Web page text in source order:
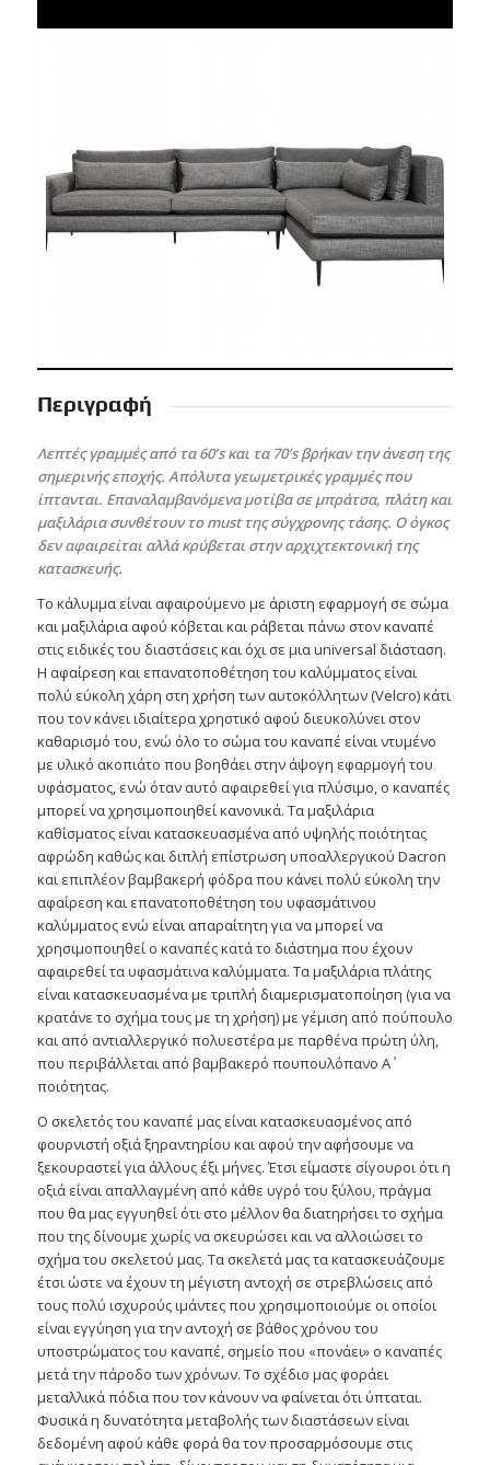
Περιγραφή
Λεπτές γραμμές από τα 60’s και τα 70’s βρήκαν την άνεση της
σημερινής εποχής. Απόλυτα γεωμετρικές γραμμές που
ίπτανται. Επαναλαμβανόμενα μοτίβα σε μπράτσα, πλάτη και
μαξιλάρια συνθέτουν το must της σύγχρονης τάσης. Ο όγκος
δεν αφαιρείται αλλά κρύβεται στην αρχιχτεκτονική της
κατασκευής.
Το κάλυμμα είναι αφαιρούμενο με άριστη εφαρμογή σε σώμα
και μαξιλάρια αφού κόβεται και ράβεται πάνω στον καναπέ
στις ειδικές του διαστάσεις και όχι σε μια universal διάσταση.
Η αφαίρεση και επανατοποθέτηση του καλύμματος είναι
πολύ εύκολη χάρη στη χρήση των αυτοκόλλητων (Velcro) κάτι
που τον κάνει ιδιαίτερα χρηστικό αφού διευκολύνει στον
καθαρισμό του, ενώ όλο το σώμα του καναπέ είναι ντυμένο
με υλικό ακοπιάτο που βοηθάει στην άψογη εφαρμογή του
υφάσματος, ενώ όταν αυτό αφαιρεθεί για πλύσιμο, ο καναπές
μπορεί να χρησιμοποιηθεί κανονικά. Τα μαξιλάρια
καθίσματος είναι κατασκευασμένα από υψηλής ποιότητας
αφρώδη καθώς και διπλή επίστρωση υποαλλεργικού Dacron
και επιπλέον βαμβακερή φόδρα που κάνει πολύ εύκολη την
αφαίρεση και επανατοποθέτηση του υφασμάτινου
καλύμματος ενώ είναι απαραίτητη για να μπορεί να
χρησιμοποιηθεί ο καναπές κατά το διάστημα που έχουν
αφαιρεθεί τα υφασμάτινα καλύμματα. Τα μαξιλάρια πλάτης
είναι κατασκευασμένα με τριπλή διαμερισματοποίηση (για να
κρατάνε το σχήμα τους με τη χρήση) με γέμιση από πούπουλο
και από αντιαλλεργικό πολυεστέρα με παρθένα πρώτη ύλη,
που περιβάλλεται από βαμβακερό πουπουλόπανο Α΄
ποιότητας.
Ο σκελετός του καναπέ μας είναι κατασκευασμένος από
φουρνιστή οξιά ξηραντηρίου και αφού την αφήσουμε να
ξεκουραστεί για άλλους έξι μήνες. Έτσι είμαστε σίγουροι ότι η
οξιά είναι απαλλαγμένη από κάθε υγρό του ξύλου, πράγμα
που θα μας εγγυηθεί ότι στο μέλλον θα διατηρήσει το σχήμα
που της δίνουμε χωρίς να σκευρώσει και να αλλοιώσει το
σχήμα του σκελετού μας. Τα σκελετά μας τα κατασκευάζουμε
έτσι ώστε να έχουν τη μέγιστη αντοχή σε στρεβλώσεις από
τους πολύ ισχυρούς ιμάντες που χρησιμοποιούμε οι οποίοι
είναι εγγύηση για την αντοχή σε βάθος χρόνου του
υποστρώματος του καναπέ, σημείο που «πονάει» ο καναπές
μετά την πάροδο των χρόνων. Το σχέδιο μας φοράει
μεταλλικά πόδια που τον κάνουν να φαίνεται ότι ύπταται.
Φυσικά η δυνατότητα μεταβολής των διαστάσεων είναι
δεδομένη αφού κάθε φορά θα τον προσαρμόσουμε στις